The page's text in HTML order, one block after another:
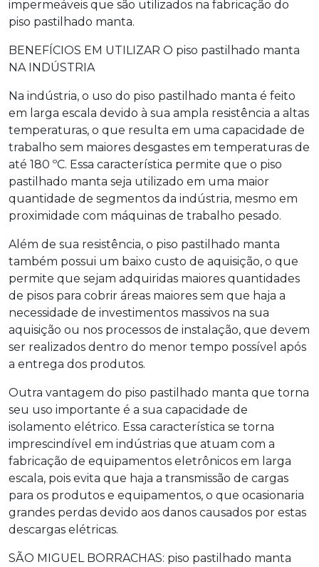
impermeáveis que são utilizados na fabricação do
piso pastilhado manta.
BENEFÍCIOS EM UTILIZAR O piso pastilhado manta
NA INDÚSTRIA
Na indústria, o uso do piso pastilhado manta é feito
em larga escala devido à sua ampla resistência a altas
temperaturas, o que resulta em uma capacidade de
trabalho sem maiores desgastes em temperaturas de
até 180 ºC. Essa característica permite que o piso
pastilhado manta seja utilizado em uma maior
quantidade de segmentos da indústria, mesmo em
proximidade com máquinas de trabalho pesado.
Além de sua resistência, o piso pastilhado manta
também possui um baixo custo de aquisição, o que
permite que sejam adquiridas maiores quantidades
de pisos para cobrir áreas maiores sem que haja a
necessidade de investimentos massivos na sua
aquisição ou nos processos de instalação, que devem
ser realizados dentro do menor tempo possível após
a entrega dos produtos.
Outra vantagem do piso pastilhado manta que torna
seu uso importante é a sua capacidade de
isolamento elétrico. Essa característica se torna
imprescindível em indústrias que atuam com a
fabricação de equipamentos eletrônicos em larga
escala, pois evita que haja a transmissão de cargas
para os produtos e equipamentos, o que ocasionaria
grandes perdas devido aos danos causados por estas
descargas elétricas.
SÃO MIGUEL BORRACHAS: piso pastilhado manta